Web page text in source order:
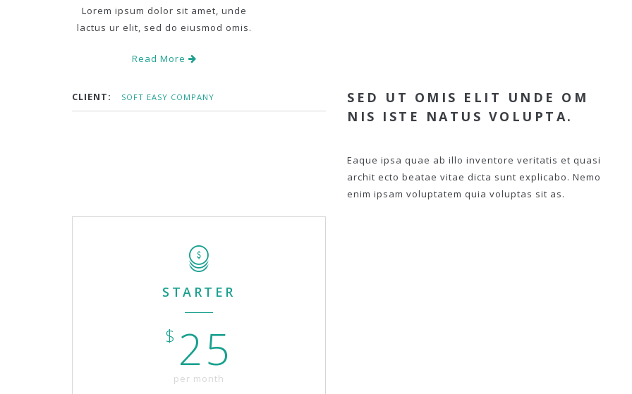
Lorem ipsum dolor sit amet, unde
lactus ur elit, sed do eiusmod omis.
Read More
CLIENT: SOFT EASY COMPANY
SED UT OMIS ELIT UNDE OM
NIS ISTE NATUS VOLUPTA.
Eaque ipsa quae ab illo inventore veritatis et quasi
archit ecto beatae vitae dicta sunt explicabo. Nemo
enim ipsam voluptatem quia voluptas sit as.
STARTER
$ 25
per month